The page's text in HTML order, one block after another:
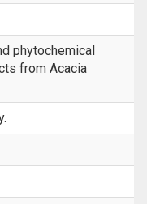
phytochemical
from Acacia